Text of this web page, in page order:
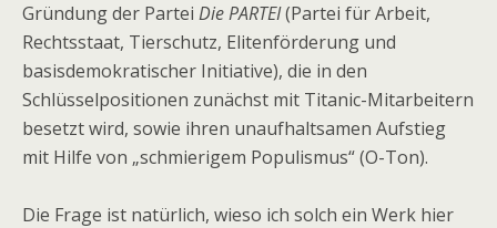
Gründung der Partei Die PARTEI(Partei für Arbeit,
Rechtsstaat, Tierschutz, Elitenförderung und
basisdemokratischer Initiative), die in den
Schlüsselpositionen zunächst mit Titanic-Mitarbeitern
besetzt wird, sowie ihren unaufhaltsamen Aufstieg
mit Hilfe von „schmierigem Populismus“ (O-Ton).
Die Frage ist natürlich, wieso ich solch ein Werk hier